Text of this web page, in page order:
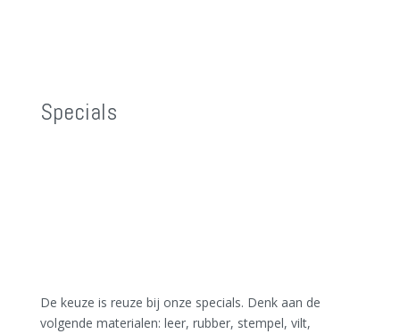
Specials
De keuze is reuze bij onze specials. Denk aan de
volgende materialen: leer, rubber, stempel, vilt,